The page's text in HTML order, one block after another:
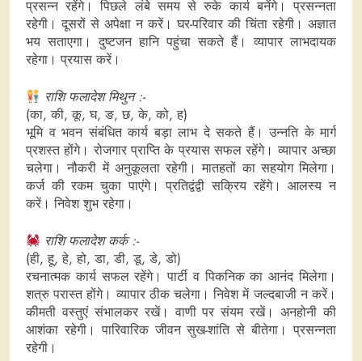
प्रसन्न रहेंगे। पिछले लंबे समय से रुके कार्य बनेंगे। प्रसन्नता
रहेगी। दूसरों से अपेक्षा न करें। घर-परिवार की चिंता रहेगी। अज्ञात
भय सताएगा। दुष्टजन हानि पहुंचा सकते हैं। व्यापार लाभदायक
रहेगा। प्रयास करें।
राशि फलादेश मिथुन :-
(का, की, कू, घ, ङ, छ, के, को, ह)
भूमि व भवन संबंधित कार्य बड़ा लाभ दे सकते हैं। उन्नति के मार्ग
प्रशस्त होंगे। रोजगार प्राप्ति के प्रयास सफल रहेंगे। व्यापार अच्‍छा
चलेगा। नौकरी में अनुकूलता रहेगी। मातहतों का सहयोग मिलेगा।
कर्ज की रकम चुका पाएंगे। प्रतिद्वंद्वी सक्रिय रहेंगे। आलस्य न
करें। निवेश शुभ रहेगा।
राशि फलादेश कर्क :-
(ही, हू, हे, हो, डा, डी, डू, डे, डो)
रचनात्मक कार्य सफल रहेंगे। पार्टी व पिकनिक का आनंद मिलेगा।
शत्रु परास्त होंगे। व्यापार ठीक चलेगा। निवेश में जल्दबाजी न करें।
कीमती वस्तुएं संभालकर रखें। वाणी पर संयम रखें। अनहोनी की
आशंका रहेगी। पारिवारिक जीवन सुख-शांति से बीतेगा। प्रसन्नता
रहेगी।